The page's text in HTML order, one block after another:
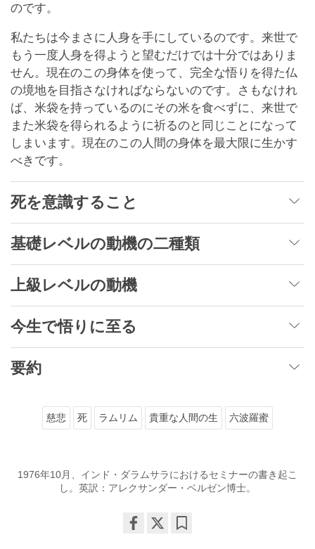
のです。
私たちは今まさに人身を手にしているのです。来世で
もう一度人身を得ようと望むだけでは十分ではありま
せん。現在のこの身体を使って、完全な悟りを得た仏
の境地を目指さなければならないのです。さもなけれ
ば、米袋を持っているのにその米を食べずに、来世で
また米袋を得られるように祈るのと同じことになって
しまいます。現在のこの人間の身体を最大限に生かす
べきです。
死を意識すること
基礎レベルの動機の二種類
上級レベルの動機
今生で悟りに至る
要約
慈悲 死 ラムリム 貴重な人間の生 六波羅蜜
1976年10月、インド・ダラムサラにおけるセミナーの書き起こ
し。英訳：アレクサンダー・ベルゼン博士。